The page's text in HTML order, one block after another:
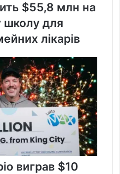
$55,8 млн на
школу для
лікарів
виграв $10